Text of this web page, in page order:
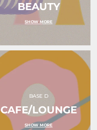
BEAUTY
SHOW MORE
BASE D
CAFE/LOUNGE
SHOW MORE